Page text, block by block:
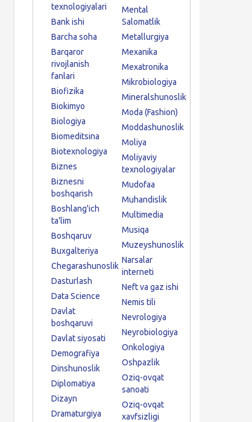
texnologiyalari
Bank ishi
Barcha soha
Barqaror
rivojlanish
fanlari
Biofizika
Biokimyo
Biologiya
Biomeditsina
Biotexnologiya
Biznes
Biznesni
boshqarish
Boshlang'ich
ta'lim
Boshqaruv
Buxgalteriya
Chegarashunoslik
Dasturlash
Data Science
Davlat
boshqaruvi
Davlat siyosati
Demografiya
Dinshunoslik
Diplomatiya
Dizayn
Dramaturgiya
Mental
Salomatlik
Metallurgiya
Mexanika
Mexatronika
Mikrobiologiya
Mineralshunoslik
Moda (Fashion)
Moddashunoslik
Moliya
Moliyaviy
texnologiyalar
Mudofaa
Muhandislik
Multimedia
Musiqa
Muzeyshunoslik
Narsalar
interneti
Neft va gaz ishi
Nemis tili
Nevrologiya
Neyrobiologiya
Onkologiya
Oshpazlik
Oziq-ovqat
sanoati
Oziq-ovqat
xavfsizligi